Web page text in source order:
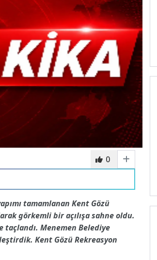
0
tamamlanan Kent Gözü
görkemli bir açılışa sahne oldu.
taçlandı. Menemen Belediye
Kent Gözü Rekreasyon